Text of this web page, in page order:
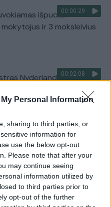
Personal Information
sharing to third parties, or
information for
use the below opt-out
Please note that after your
may continue seeing
information utilized by
to third parties prior to
opt-out of the further
00:00:29
išpuolis:
ir 3 moksleivius
00:02:08
Nyderlanduose